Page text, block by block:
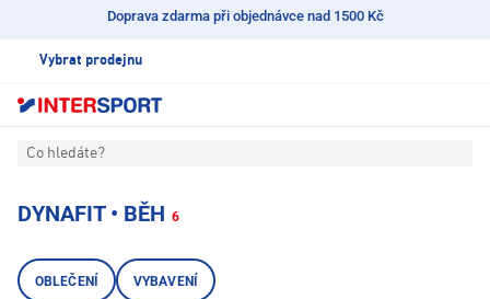
Doprava zdarma při objednávce nad 1500 Kč
Vybrat prodejnu
Co hledáte?
DYNAFIT • BĚH 6
OBLEČENÍ VYBAVENÍ